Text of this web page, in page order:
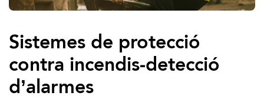
Sistemes de protecció
contra incendis-detecció
d’alarmes